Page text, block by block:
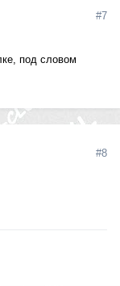
#7
под словом
#8